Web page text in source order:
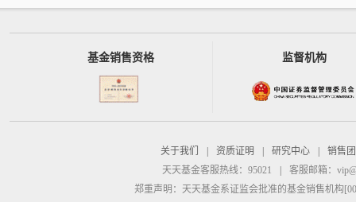
基金销售资格 监督机构
关于我们 资质证明 研究中心
销售
天天基金客服热线：95021
客服邮箱：
郑重声明： 天天基金系证监会批准的基金销售机构